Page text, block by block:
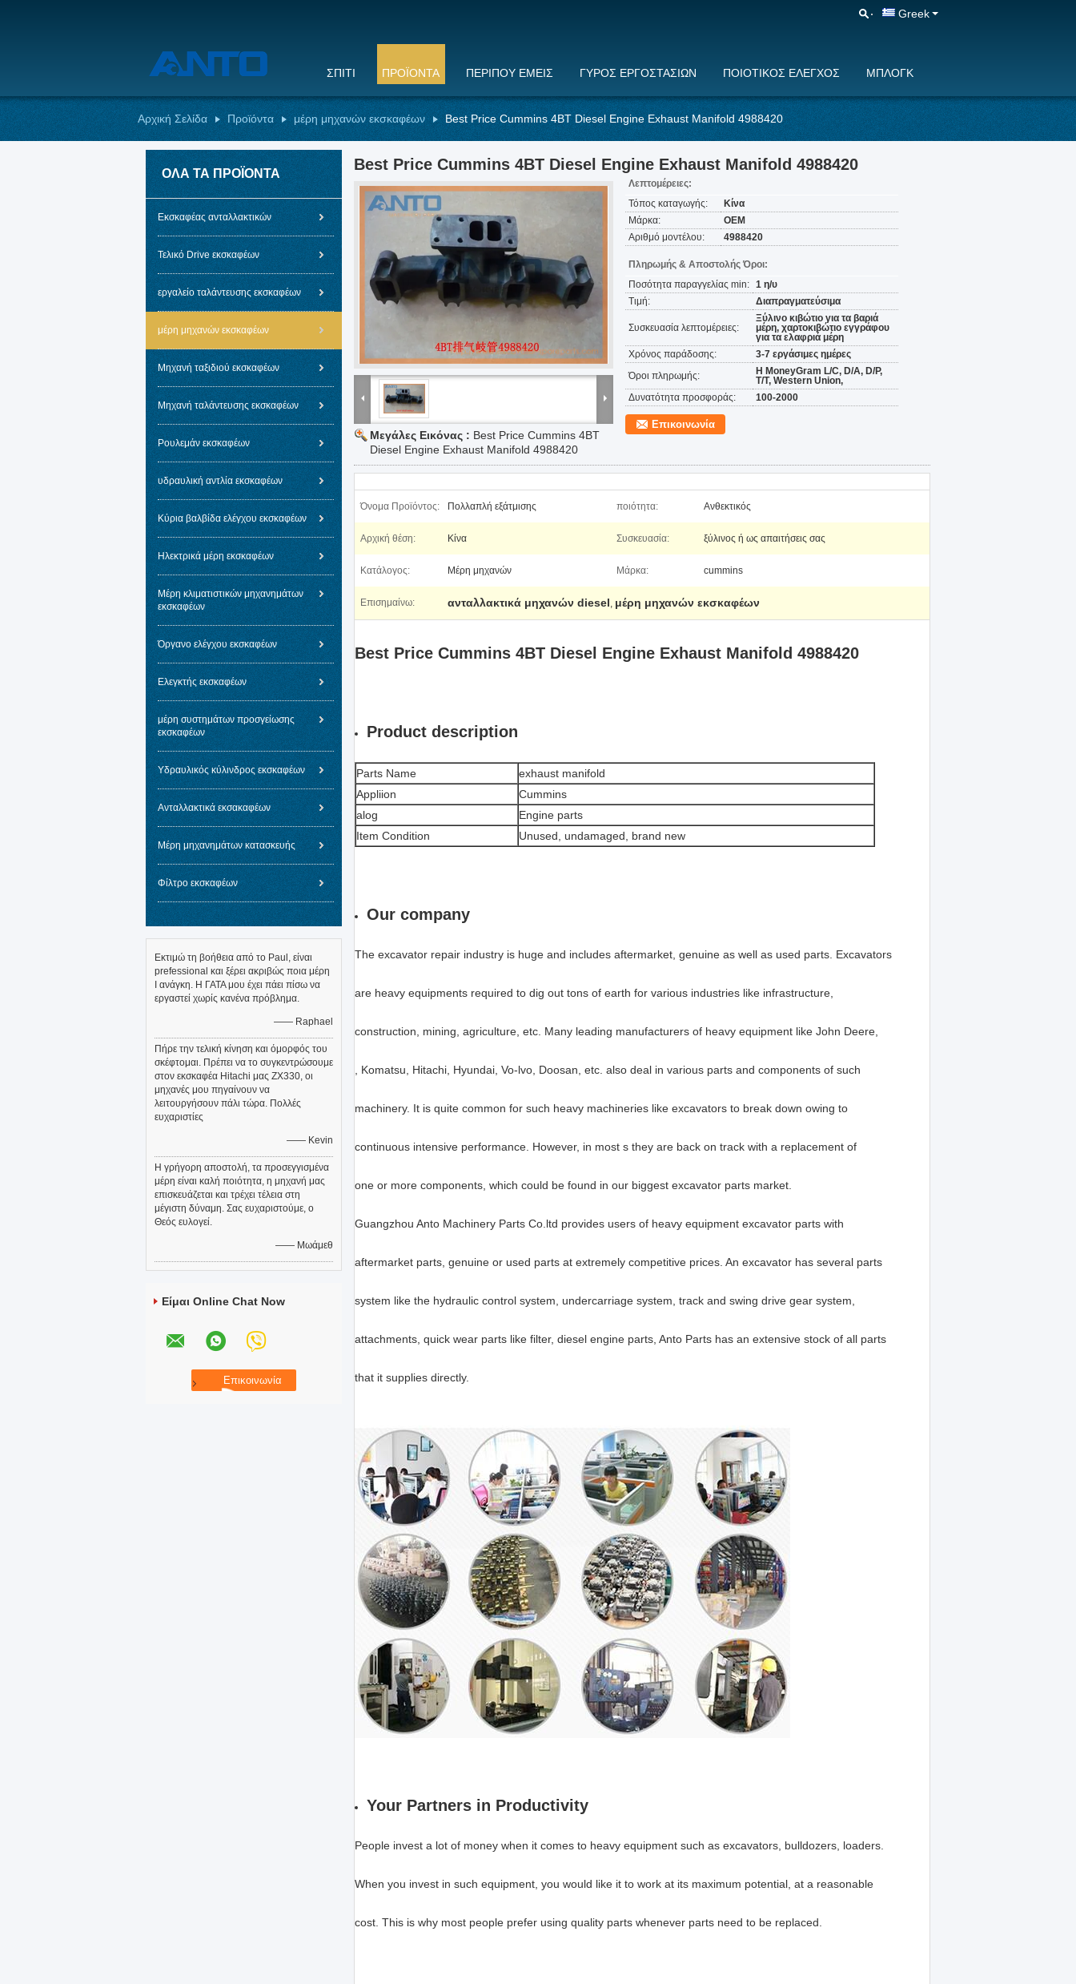
Greek
ΣΠΊΤΙ ΠΡΟΪΌΝΤΑ ΠΕΡΊΠΟΥ ΕΜΕΊΣ ΓΎΡΟΣ ΕΡΓΟΣΤΑΣΊΩΝ ΠΟΙΟΤΙΚΌΣ ΈΛΕΓΧΟΣ ΜΠΛΟΓΚ
Αρχική Σελίδα Προϊόντα μέρη μηχανών εκσκαφέων Best Price Cummins 4BT Diesel Engine Exhaust Manifold 4988420
ΌΛΑ ΤΑ ΠΡΟΪΌΝΤΑ
Εκσκαφέας ανταλλακτικών
Τελικό Drive εκσκαφέων
εργαλείο ταλάντευσης εκσκαφέων
μέρη μηχανών εκσκαφέων
Μηχανή ταξιδιού εκσκαφέων
Μηχανή ταλάντευσης εκσκαφέων
Ρουλεμάν εκσκαφέων
υδραυλική αντλία εκσκαφέων
Κύρια βαλβίδα ελέγχου εκσκαφέων
Ηλεκτρικά μέρη εκσκαφέων
Μέρη κλιματιστικών μηχανημάτων
εκσκαφέων
Όργανο ελέγχου εκσκαφέων
Ελεγκτής εκσκαφέων
μέρη συστημάτων προσγείωσης
εκσκαφέων
Υδραυλικός κύλινδρος εκσκαφέων
Ανταλλακτικά εκσακαφέων
Μέρη μηχανημάτων κατασκευής
Φίλτρο εκσκαφέων
Εκτιμώ τη βοήθεια από το Paul, είναι
prefessional και ξέρει ακριβώς ποια μέρη
Ι ανάγκη. Η ΓΑΤΑ μου έχει πάει πίσω να
εργαστεί χωρίς κανένα πρόβλημα.
—— Raphael
Πήρε την τελική κίνηση και όμορφός του
σκέφτομαι. Πρέπει να το συγκεντρώσουμε
στον εκσκαφέα Hitachi μας ZX330, οι
μηχανές μου πηγαίνουν να
λειτουργήσουν πάλι τώρα. Πολλές
ευχαριστίες
—— Kevin
Η γρήγορη αποστολή, τα προσεγγισμένα
μέρη είναι καλή ποιότητα, η μηχανή μας
επισκευάζεται και τρέχει τέλεια στη
μέγιστη δύναμη. Σας ευχαριστούμε, ο
Θεός ευλογεί.
—— Μωάμεθ
Είμαι Online Chat Now
Best Price Cummins 4BT Diesel Engine Exhaust Manifold 4988420
Μεγάλες Εικόνας : Best Price Cummins 4BT
Diesel Engine Exhaust Manifold 4988420
Λεπτομέρειες:
Τόπος καταγωγής:
Κίνα
Μάρκα:
OEM
Αριθμό μοντέλου:
4988420
Πληρωμής & Αποστολής Όροι:
Ποσότητα παραγγελίας min: 1 η/υ
Τιμή:
Διαπραγματεύσιμα
Συσκευασία λεπτομέρειες:
Ξύλινο κιβώτιο για τα βαριά
μέρη, χαρτοκιβώτιο εγγράφου
για τα ελαφριά μέρη
Χρόνος παράδοσης:
3-7 εργάσιμες ημέρες
Όροι πληρωμής:
Η MoneyGram L/C, D/A, D/P,
T/T, Western Union,
Δυνατότητα προσφοράς:
100-2000
Επικοινωνία
Όνομα Προϊόντος: Πολλαπλή εξάτμισης ποιότητα: Ανθεκτικός
Αρχική θέση: Κίνα Συσκευασία: ξύλινος ή ως απαιτήσεις σας
Κατάλογος: Μέρη μηχανών Μάρκα: cummins
Επισημαίνω: ανταλλακτικά μηχανών diesel, μέρη μηχανών εκσκαφέων
Best Price Cummins 4BT Diesel Engine Exhaust Manifold 4988420
Product description
Parts Name
exhaust manifold
Appliion
Cummins
alog
Engine parts
Item Condition
Unused, undamaged, brand new
Our company
The excavator repair industry is huge and includes aftermarket, genuine as well as used parts. Excavators
are heavy equipments required to dig out tons of earth for various industries like infrastructure,
construction, mining, agriculture, etc. Many leading manufacturers of heavy equipment like John Deere,
, Komatsu, Hitachi, Hyundai, Vo-lvo, Doosan, etc. also deal in various parts and components of such
machinery. It is quite common for such heavy machineries like excavators to break down owing to
continuous intensive performance. However, in most s they are back on track with a replacement of
one or more components, which could be found in our biggest excavator parts market.
Guangzhou Anto Machinery Parts Co.ltd provides users of heavy equipment excavator parts with
aftermarket parts, genuine or used parts at extremely competitive prices. An excavator has several parts
system like the hydraulic control system, undercarriage system, track and swing drive gear system,
attachments, quick wear parts like filter, diesel engine parts, Anto Parts has an extensive stock of all parts
that it supplies directly.
Your Partners in Productivity
People invest a lot of money when it comes to heavy equipment such as excavators, bulldozers, loaders.
When you invest in such equipment, you would like it to work at its maximum potential, at a reasonable
cost. This is why most people prefer using quality parts whenever parts need to be replaced.